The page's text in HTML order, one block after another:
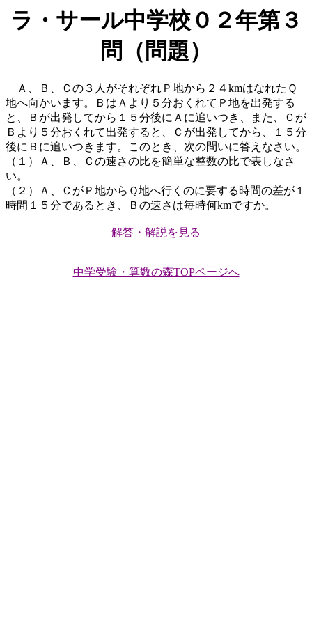
ラ・サール中学校０２年第３
問（問題）
Ａ、Ｂ、Ｃの３人がそれぞれＰ地から２４kmはなれたＱ
地へ向かいます。ＢはＡより５分おくれてＰ地を出発する
と、Ｂが出発してから１５分後にＡに追いつき、また、Ｃが
Ｂより５分おくれて出発すると、Ｃが出発してから、１５分
後にＢに追いつきます。このとき、次の問いに答えなさい。
（１）Ａ、Ｂ、Ｃの速さの比を簡単な整数の比で表しなさ
い。
（２）Ａ、ＣがＰ地からＱ地へ行くのに要する時間の差が１
時間１５分であるとき、Ｂの速さは毎時何kmですか。
解答・解説を見る
中学受験・算数の森TOPページへ